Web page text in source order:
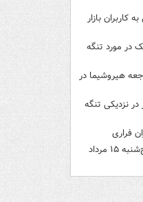
بازار
در مورد تنگه
هیروشیما در
نزدیکی تنگه
فراری
روزنامه‌های ورزشی امروز پنج‌شنبه ۱۵ مرداد